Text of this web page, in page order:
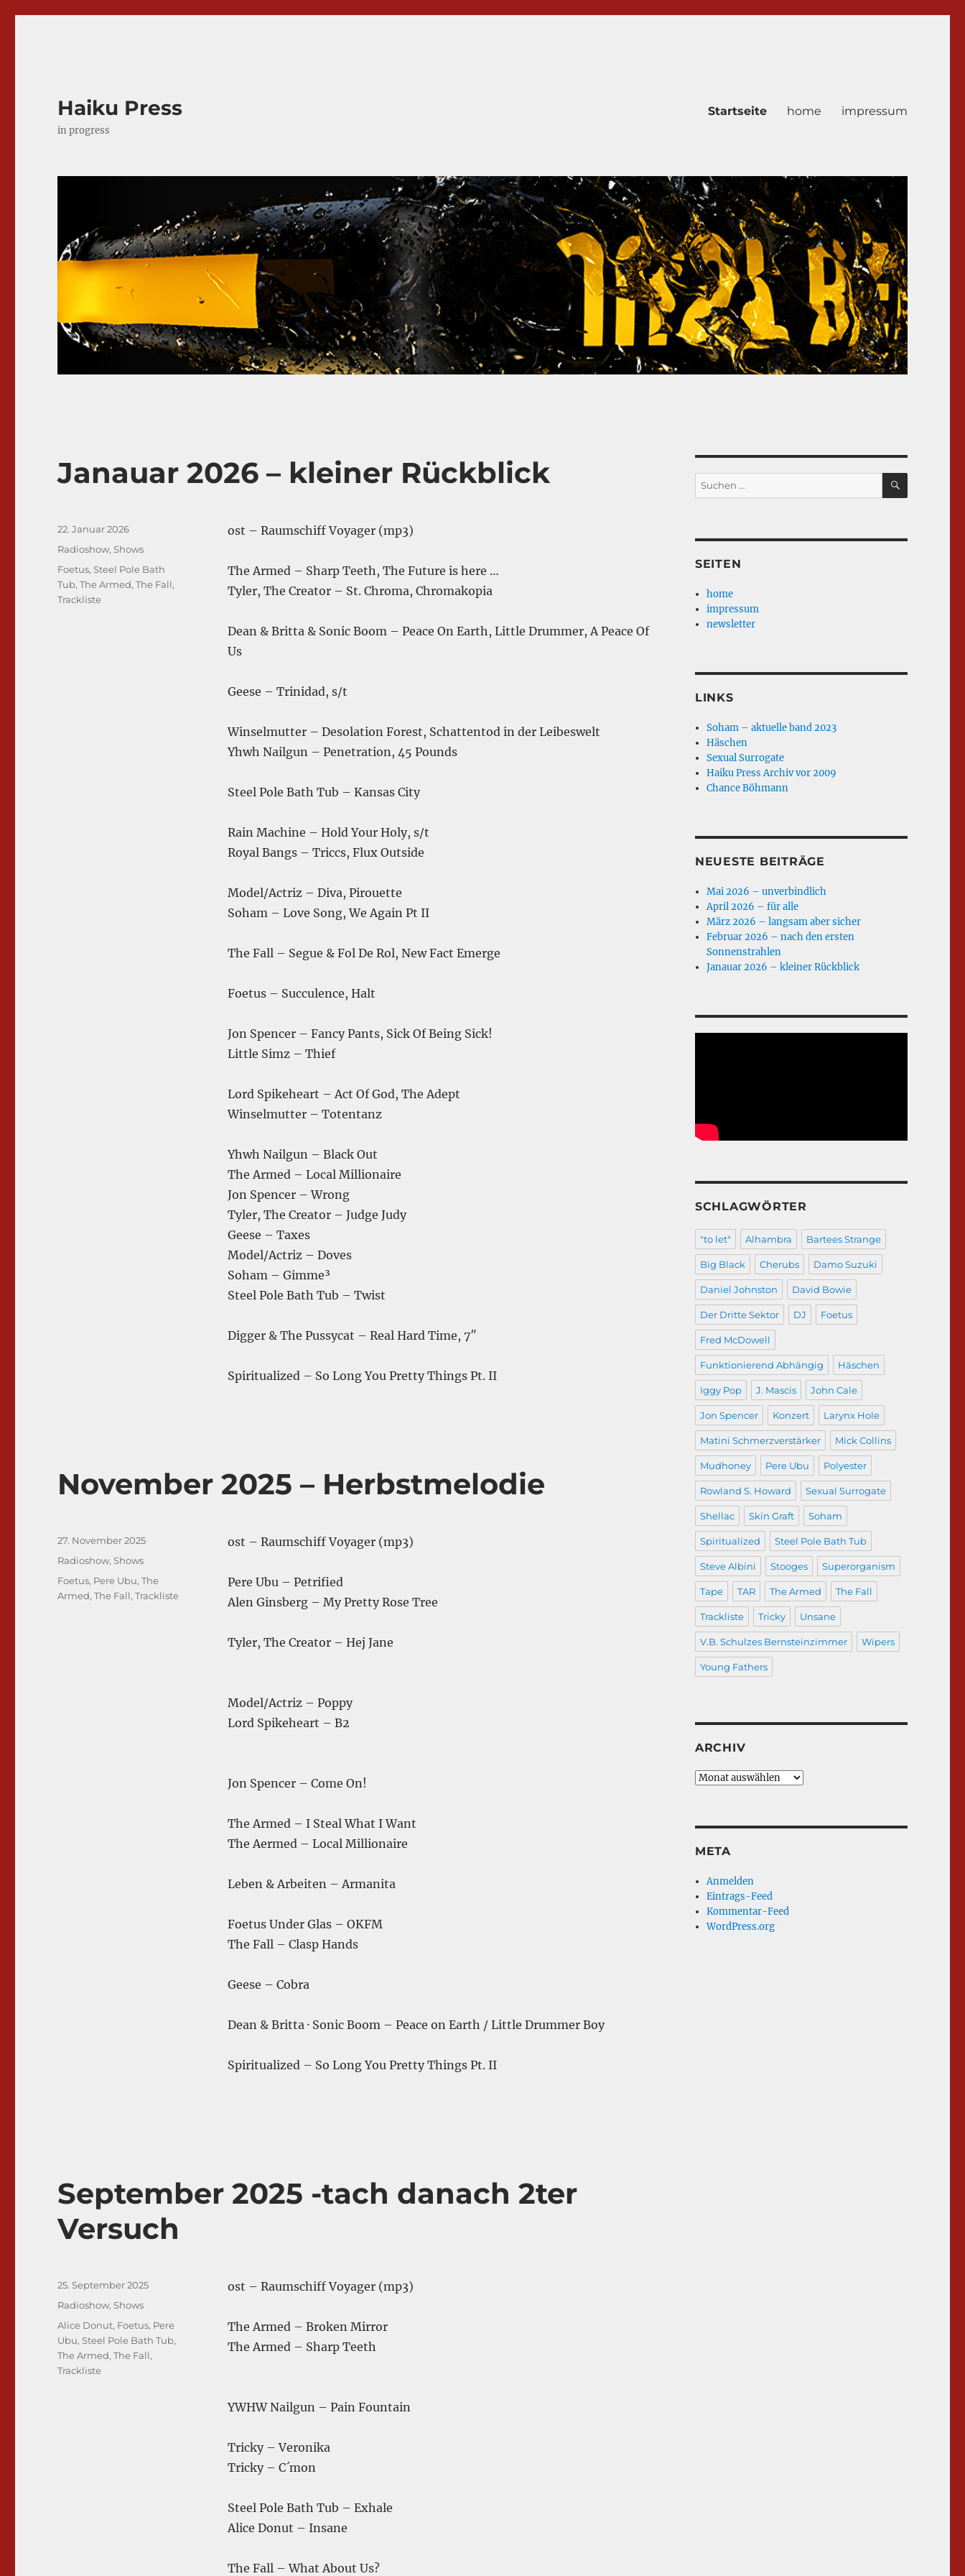
Haiku Press
in progress
Startseite home impressum
Janauar 2026 – kleiner Rückblick
ost – Raumschiff Voyager (mp3)
The Armed – Sharp Teeth, The Future is here …
Tyler, The Creator – St. Chroma, Chromakopia
Dean & Britta & Sonic Boom – Peace On Earth, Little Drummer, A Peace Of
Us
Geese – Trinidad, s/t
Winselmutter – Desolation Forest, Schattentod in der Leibeswelt
Yhwh Nailgun – Penetration, 45 Pounds
Steel Pole Bath Tub – Kansas City
Rain Machine – Hold Your Holy, s/t
Royal Bangs – Triccs, Flux Outside
Model/Actriz – Diva, Pirouette
Soham – Love Song, We Again Pt II
The Fall – Segue & Fol De Rol, New Fact Emerge
Foetus – Succulence, Halt
Jon Spencer – Fancy Pants, Sick Of Being Sick!
Little Simz – Thief
Lord Spikeheart – Act Of God, The Adept
Winselmutter – Totentanz
Yhwh Nailgun – Black Out
The Armed – Local Millionaire
Jon Spencer – Wrong
Tyler, The Creator – Judge Judy
Geese – Taxes
Model/Actriz – Doves
Soham – Gimme³
Steel Pole Bath Tub – Twist
Digger & The Pussycat – Real Hard Time, 7″
Spiritualized – So Long You Pretty Things Pt. II
Veröffentlicht
22. Januar 2026
Kategorien
Radioshow,Shows
Schlagwörter
Foetus,Steel Pole Bath
Tub,The Armed,The Fall,
Trackliste
November 2025 – Herbstmelodie
ost – Raumschiff Voyager (mp3)
Pere Ubu – Petrified
Alen Ginsberg – My Pretty Rose Tree
Tyler, The Creator – Hej Jane
Model/Actriz – Poppy
Lord Spikeheart – B2
Jon Spencer – Come On!
The Armed – I Steal What I Want
The Aermed – Local Millionaire
Leben & Arbeiten – Armanita
Foetus Under Glas – OKFM
The Fall – Clasp Hands
Geese – Cobra
Dean & Britta · Sonic Boom – Peace on Earth / Little Drummer Boy
Spiritualized – So Long You Pretty Things Pt. II
Veröffentlicht
27. November 2025
Kategorien
Radioshow,Shows
Schlagwörter
Foetus, Pere Ubu,The
Armed,The Fall,Trackliste
September 2025 -tach danach 2ter
Versuch
ost – Raumschiff Voyager (mp3)
The Armed – Broken Mirror
The Armed – Sharp Teeth
YWHW Nailgun – Pain Fountain
Tricky – Veronika
Tricky – C´mon
Steel Pole Bath Tub – Exhale
Alice Donut – Insane
The Fall – What About Us?
Veröffentlicht
25. September 2025
Kategorien
Radioshow,Shows
Schlagwörter
Alice Donut, Foetus, Pere
Ubu,Steel Pole Bath Tub,
The Armed,The Fall,
Trackliste
Suche
nach:
SUCHEN
SEITEN
home
impressum
newsletter
LINKS
Soham – aktuelle band 2023
Häschen
Sexual Surrogate
Haiku Press Archiv vor 2009
Chance Böhmann
NEUESTE BEITRÄGE
Mai 2026 – unverbindlich
April 2026 – für alle
März 2026 – langsam aber sicher
Februar 2026 – nach den ersten
Sonnenstrahlen
Janauar 2026 – kleiner Rückblick
SCHLAGWÖRTER
"to let" Alhambra Bartees Strange
Big Black Cherubs Damo Suzuki
Daniel Johnston David Bowie
Der Dritte Sektor DJ Foetus
Fred McDowell
Funktionierend Abhängig Häschen
Iggy Pop J. Mascis John Cale
Jon Spencer Konzert Larynx Hole
Matini Schmerzverstärker Mick Collins
Mudhoney Pere Ubu Polyester
Rowland S. Howard Sexual Surrogate
Shellac Skin Graft Soham
Spiritualized Steel Pole Bath Tub
Steve Albini Stooges Superorganism
Tape TAR The Armed The Fall
Trackliste Tricky Unsane
V.B. Schulzes Bernsteinzimmer Wipers
Young Fathers
ARCHIV
Archiv
META
Anmelden
Eintrags-Feed
Kommentar-Feed
WordPress.org